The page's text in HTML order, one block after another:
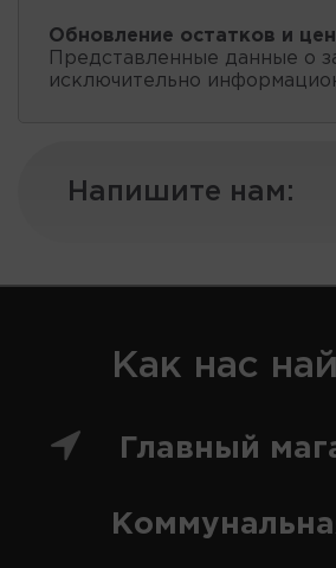
Обновление остатков и
Представленные данные о
исключительно
Напишите нам:
Как нас
Главный